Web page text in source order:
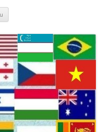
Skip
content